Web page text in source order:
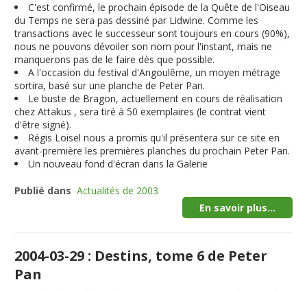
C'est confirmé, le prochain épisode de la Quête de l'Oiseau
du Temps ne sera pas dessiné par Lidwine. Comme les
transactions avec le successeur sont toujours en cours (90%),
nous ne pouvons dévoiler son nom pour l'instant, mais ne
manquerons pas de le faire dès que possible.
A l'occasion du festival d'Angoulême, un moyen métrage
sortira, basé sur une planche de Peter Pan.
Le buste de Bragon, actuellement en cours de réalisation
chez Attakus , sera tiré à 50 exemplaires (le contrat vient
d'être signé).
Régis Loisel nous a promis qu'il présentera sur ce site en
avant-première les premières planches du prochain Peter Pan.
Un nouveau fond d'écran dans la Galerie
Publié dans Actualités de 2003
En savoir plus...
2004-03-29 : Destins, tome 6 de Peter
Pan